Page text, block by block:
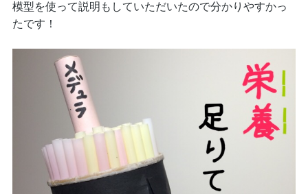
模型を使って説明もしていただいたので分かりやすかっ
たです！